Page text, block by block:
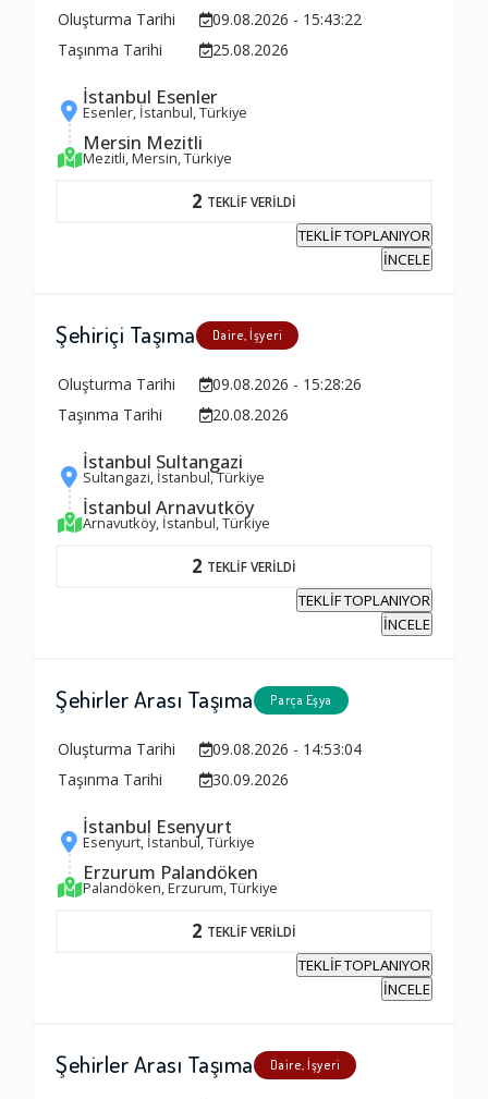
Oluşturma Tarihi
09.08.2026 - 15:43:22
Taşınma Tarihi
25.08.2026
İstanbul Esenler
Esenler, İstanbul, Türkiye
Mersin Mezitli
Mezitli, Mersin, Türkiye
2 TEKLİF VERİLDİ
TEKLİF TOPLANIYOR
İNCELE
Şehiriçi Taşıma Daire, İşyeri
Oluşturma Tarihi
09.08.2026 - 15:28:26
Taşınma Tarihi
20.08.2026
İstanbul Sultangazi
Sultangazi, İstanbul, Türkiye
İstanbul Arnavutköy
Arnavutköy, İstanbul, Türkiye
2 TEKLİF VERİLDİ
TEKLİF TOPLANIYOR
İNCELE
Şehirler Arası Taşıma Parça Eşya
Oluşturma Tarihi
09.08.2026 - 14:53:04
Taşınma Tarihi
30.09.2026
İstanbul Esenyurt
Esenyurt, İstanbul, Türkiye
Erzurum Palandöken
Palandöken, Erzurum, Türkiye
2 TEKLİF VERİLDİ
TEKLİF TOPLANIYOR
İNCELE
Şehirler Arası Taşıma Daire, İşyeri